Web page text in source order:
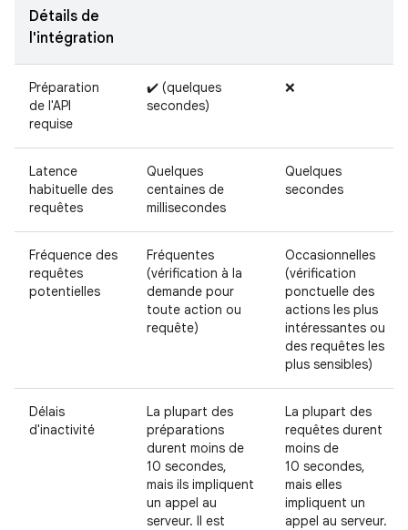
Détails de
l'intégration
Préparation
de l'API
requise
✔️ (quelques
secondes)
❌
Latence
habituelle des
requêtes
Quelques
centaines de
millisecondes
Quelques
secondes
Fréquence des
requêtes
potentielles
Fréquentes
(vérification à la
demande pour
toute action ou
requête)
Occasionnelles
(vérification
ponctuelle des
actions les plus
intéressantes ou
des requêtes les
plus sensibles)
Délais
d'inactivité
La plupart des
préparations
durent moins de
10 secondes,
mais ils impliquent
un appel au
serveur. Il est
La plupart des
requêtes durent
moins de
10 secondes,
mais elles
impliquent un
appel au serveur.